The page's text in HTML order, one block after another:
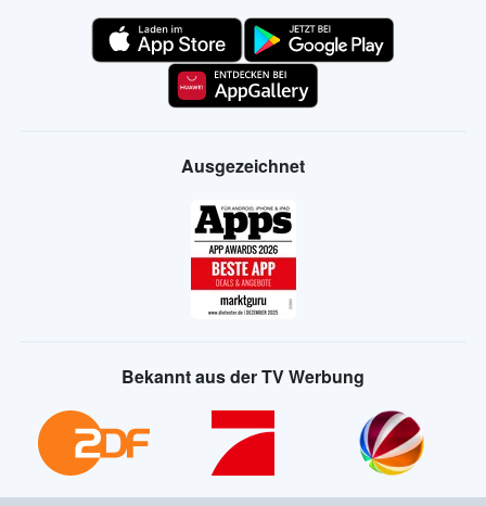
Ausgezeichnet
Bekannt aus der TV Werbung